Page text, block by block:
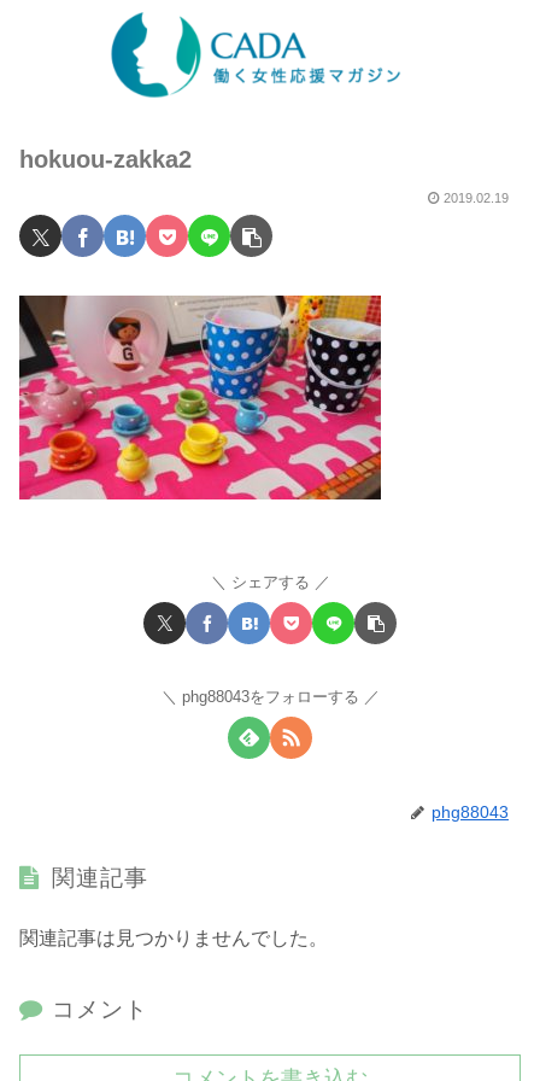
hokuou-zakka2
2019.02.19
シェアする
phg88043をフォローする
phg88043
関連記事
関連記事は見つかりませんでした。
コメント